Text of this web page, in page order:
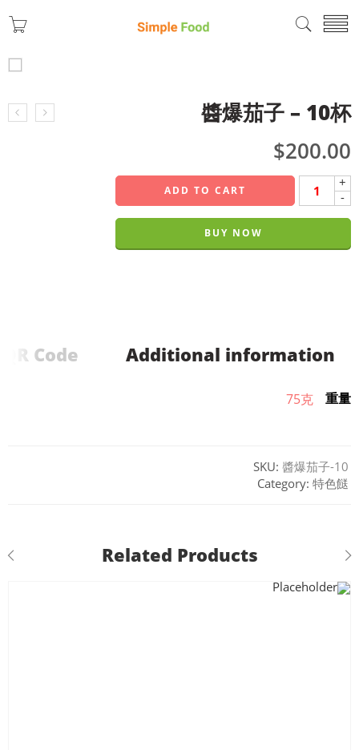
醬爆茄子 – 10杯
$200.00
+
-
ADD TO CART
BUY NOW
Additional information
QR Code
重量
75克
SKU: 醬爆茄子-10
Category: 特色餸
Related Products